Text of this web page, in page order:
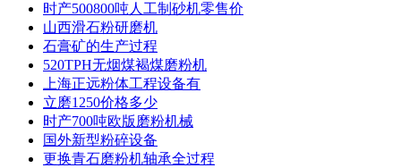
时产500800吨人工制砂机零售价
山西滑石粉研磨机
石膏矿的生产过程
520TPH无烟煤褐煤磨粉机
上海正远粉体工程设备有
立磨1250价格多少
时产700吨欧版磨粉机械
国外新型粉碎设备
更换青石磨粉机轴承全过程